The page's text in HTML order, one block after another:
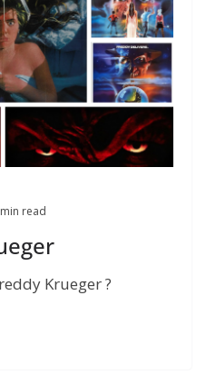
read
Krueger ?